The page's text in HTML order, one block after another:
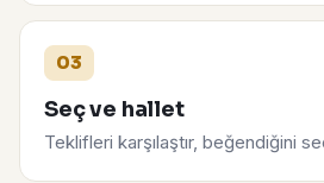
03
Seç ve hallet
Teklifleri karşılaştır, beğendiğini